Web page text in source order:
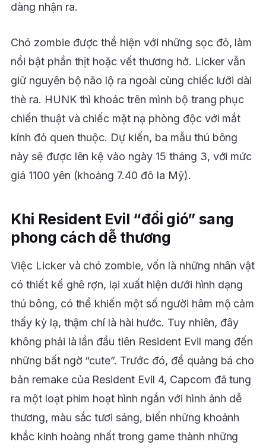
dàng nhận ra.
Chó zombie được thể hiện với những sọc đỏ, làm
nổi bật phần thịt hoặc vết thương hở. Licker vẫn
giữ nguyên bộ não lộ ra ngoài cùng chiếc lưỡi dài
thè ra. HUNK thì khoác trên mình bộ trang phục
chiến thuật và chiếc mặt nạ phòng độc với mắt
kính đỏ quen thuộc. Dự kiến, ba mẫu thú bông
này sẽ được lên kệ vào ngày 15 tháng 3, với mức
giá 1100 yên (khoảng 7.40 đô la Mỹ).
Khi Resident Evil “đổi gió” sang
phong cách dễ thương
Việc Licker và chó zombie, vốn là những nhân vật
có thiết kế ghê rợn, lại xuất hiện dưới hình dạng
thú bông, có thể khiến một số người hâm mộ cảm
thấy kỳ lạ, thậm chí là hài hước. Tuy nhiên, đây
không phải là lần đầu tiên Resident Evil mang đến
những bất ngờ “cute”. Trước đó, để quảng bá cho
bản remake của Resident Evil 4, Capcom đã tung
ra một loạt phim hoạt hình ngắn với hình ảnh dễ
thương, màu sắc tươi sáng, biến những khoảnh
khắc kinh hoàng nhất trong game thành những